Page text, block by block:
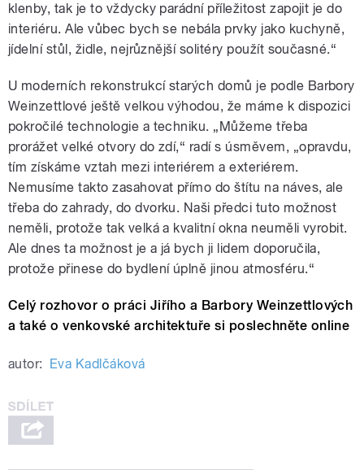
klenby, tak je to vždycky parádní příležitost zapojit je do
interiéru. Ale vůbec bych se nebála prvky jako kuchyně,
jídelní stůl, židle, nejrůznější solitéry použít současné.“
U moderních rekonstrukcí starých domů je podle Barbory
Weinzettlové ještě velkou výhodou, že máme k dispozici
pokročilé technologie a techniku. „Můžeme třeba
prorážet velké otvory do zdí,“ radí s úsměvem, „opravdu,
tím získáme vztah mezi interiérem a exteriérem.
Nemusíme takto zasahovat přímo do štítu na náves, ale
třeba do zahrady, do dvorku. Naši předci tuto možnost
neměli, protože tak velká a kvalitní okna neuměli vyrobit.
Ale dnes ta možnost je a já bych ji lidem doporučila,
protože přinese do bydlení úplně jinou atmosféru.“
Celý rozhovor o práci Jiřího a Barbory Weinzettlových
a také o venkovské architektuře si poslechněte online
autor: Eva Kadlčáková